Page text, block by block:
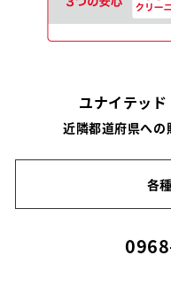
ユナイテッ
近隣都道府県への
各